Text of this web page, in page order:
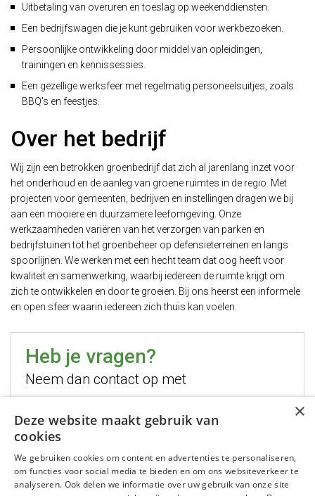
Uitbetaling van overuren en toeslag op weekenddiensten.
Een bedrijfswagen die je kunt gebruiken voor werkbezoeken.
Persoonlijke ontwikkeling door middel van opleidingen,
trainingen en kennissessies.
Een gezellige werksfeer met regelmatig personeelsuitjes, zoals
BBQ's en feestjes.
Over het bedrijf
Wij zijn een betrokken groenbedrijf dat zich al jarenlang inzet voor
het onderhoud en de aanleg van groene ruimtes in de regio. Met
projecten voor gemeenten, bedrijven en instellingen dragen we bij
aan een mooiere en duurzamere leefomgeving. Onze
werkzaamheden variëren van het verzorgen van parken en
bedrijfstuinen tot het groenbeheer op defensieterreinen en langs
spoorlijnen. We werken met een hecht team dat oog heeft voor
kwaliteit en samenwerking, waarbij iedereen de ruimte krijgt om
zich te ontwikkelen en door te groeien. Bij ons heerst een informele
en open sfeer waarin iedereen zich thuis kan voelen.
Heb je vragen?
Neem dan contact op met
Hugo Jelier
Bel mij
Stuur mij een email
×
Deze website maakt gebruik van
cookies
We gebruiken cookies om content en advertenties te personaliseren,
om functies voor social media te bieden en om ons websiteverkeer te
analyseren. Ook delen we informatie over uw gebruik van onze site